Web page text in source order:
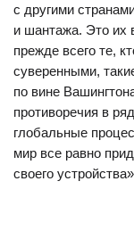
с другими
и шантажа. Это их
прежде всего те,
суверенными,
по вине
противоречия в
глобальные
мир все равно
своего